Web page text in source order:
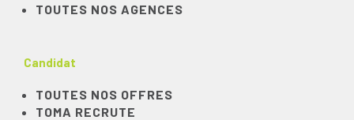
TOUTES NOS AGENCES
Candidat
TOUTES NOS OFFRES
TOMA RECRUTE